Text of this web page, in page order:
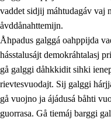
2.4 Oahppat oahppat
Doaresfágalasj tiemá
2.5 Doaresfágalasj
2.5.1
2.5.2 Demokratijja
2.5.3 Guoddelis
vaddet sidjij máhtudagáv vaj
åvddånahttemijn.
Åhpadus galggá oahppijda
hásstalusájt demokráhtalasj
gå galggi dåhkkidit sihki
rievtesvuodajt. Sij galggi
gå vuojno ja ájádusá båhti
guorrasa. Gå tiemáj barggi